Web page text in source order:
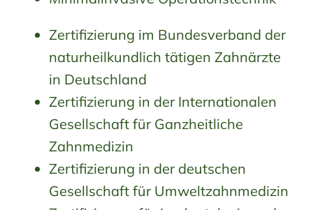
Zertifizierung im Bundesverband der
naturheilkundlich tätigen Zahnärzte
in Deutschland
Zertifizierung in der Internationalen
Gesellschaft für Ganzheitliche
Zahnmedizin
Zertifizierung in der deutschen
Gesellschaft für Umweltzahnmedizin